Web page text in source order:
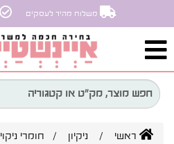
משלוח מהיר לעסקים
ראשי / ניקיון / חומרי ניקוי